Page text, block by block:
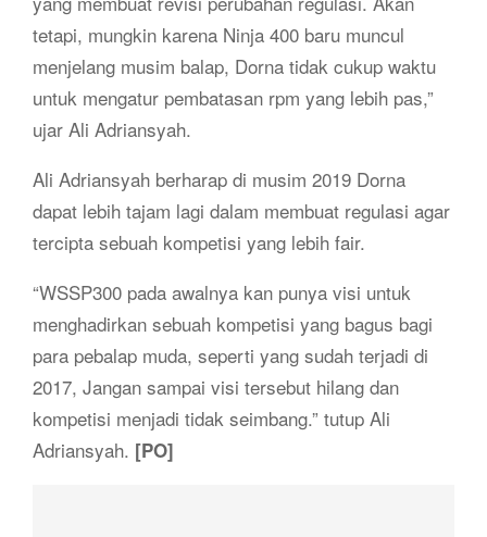
tetapi, mungkin karena Ninja 400 baru muncul
menjelang musim balap, Dorna tidak cukup waktu
untuk mengatur pembatasan rpm yang lebih pas,”
ujar Ali Adriansyah.
Ali Adriansyah berharap di musim 2019 Dorna
dapat lebih tajam lagi dalam membuat regulasi agar
tercipta sebuah kompetisi yang lebih fair.
“WSSP300 pada awalnya kan punya visi untuk
menghadirkan sebuah kompetisi yang bagus bagi
para pebalap muda, seperti yang sudah terjadi di
2017, Jangan sampai visi tersebut hilang dan
kompetisi menjadi tidak seimbang.” tutup Ali
Adriansyah. [PO]